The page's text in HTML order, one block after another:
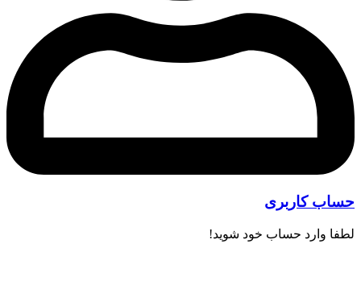
حساب کاربری
لطفا وارد حساب خود شوید!